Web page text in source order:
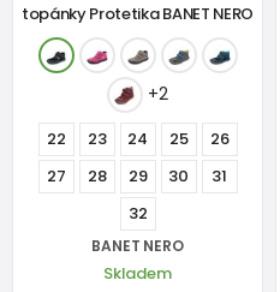
topánky Protetika BANET NERO
+2
22 23 24 25
26
27
28 29 30
31
32
BANET NERO
Skladem